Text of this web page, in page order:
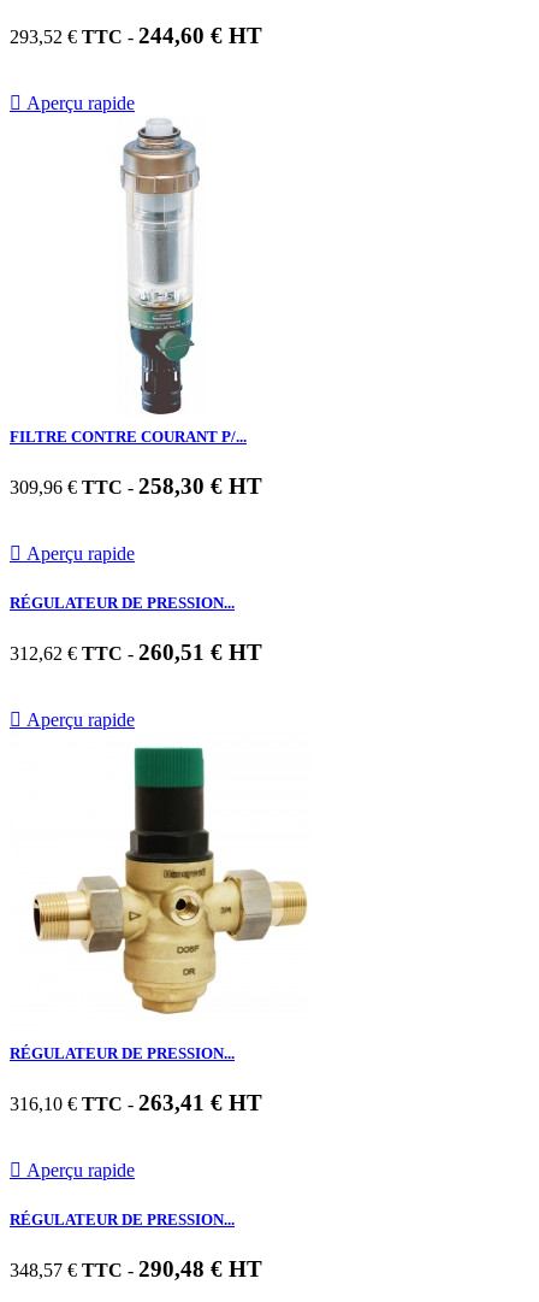
293,52 € TTC - 244,60 € HT
 Aperçu rapide
FILTRE CONTRE COURANT P/...
309,96 € TTC - 258,30 € HT
 Aperçu rapide
RÉGULATEUR DE PRESSION...
312,62 € TTC - 260,51 € HT
 Aperçu rapide
RÉGULATEUR DE PRESSION...
316,10 € TTC - 263,41 € HT
 Aperçu rapide
RÉGULATEUR DE PRESSION...
348,57 € TTC - 290,48 € HT